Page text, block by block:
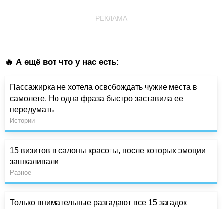
РЕКЛАМА
🔥 А ещё вот что у нас есть:
Пассажирка не хотела освобождать чужие места в
самолете. Но одна фраза быстро заставила ее
передумать
Истории
15 визитов в салоны красоты, после которых эмоции
зашкаливали
Разное
Только внимательные разгадают все 15 загадок